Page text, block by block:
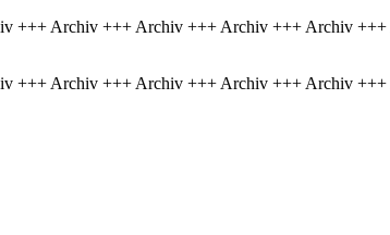
+++ Archiv +++ Archiv +++ Archiv +++ Archiv
+++ Archiv +++ Archiv +++ Archiv +++ Archiv